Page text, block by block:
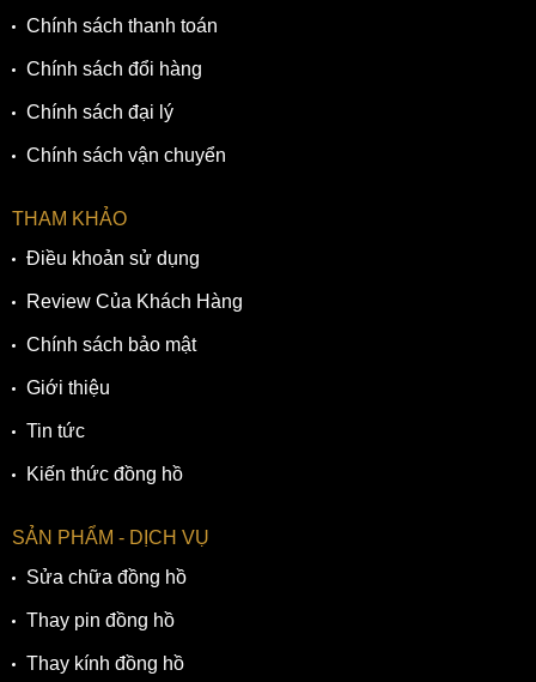
Chính sách thanh toán
Chính sách đổi hàng
Chính sách đại lý
Chính sách vận chuyển
THAM KHẢO
Điều khoản sử dụng
Review Của Khách Hàng
Chính sách bảo mật
Giới thiệu
Tin tức
Kiến thức đồng hồ
SẢN PHẨM - DỊCH VỤ
Sửa chữa đồng hồ
Thay pin đồng hồ
Thay kính đồng hồ